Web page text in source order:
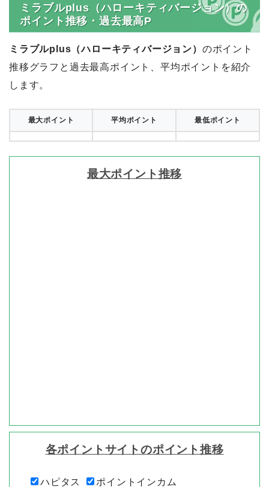
ミラブルplus（ハローキティバージョン）の
ポイント推移・過去最高P
ミラブルplus（ハローキティバージョン） のポイント
推移グラフと過去最高ポイント、平均ポイントを紹介
します。
最大ポイント 平均ポイント 最低ポイント
最大ポイント推移
各ポイントサイトのポイント推移
ハピタス ポイントインカム